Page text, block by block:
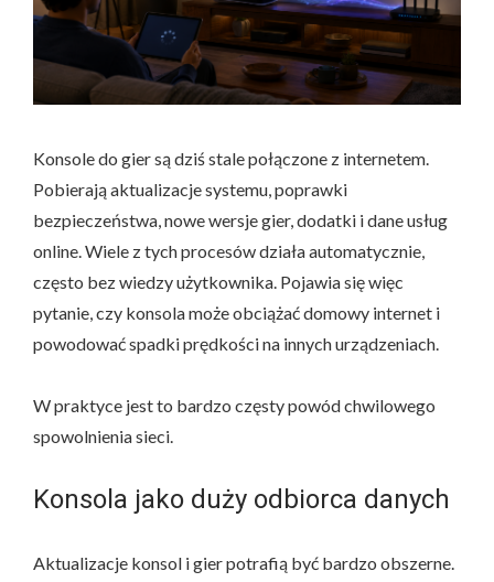
Konsole do gier są dziś stale połączone z internetem.
Pobierają aktualizacje systemu, poprawki
bezpieczeństwa, nowe wersje gier, dodatki i dane usług
online. Wiele z tych procesów działa automatycznie,
często bez wiedzy użytkownika. Pojawia się więc
pytanie, czy konsola może obciążać domowy internet i
powodować spadki prędkości na innych urządzeniach.
W praktyce jest to bardzo częsty powód chwilowego
spowolnienia sieci.
Konsola jako duży odbiorca danych
Aktualizacje konsol i gier potrafią być bardzo obszerne.